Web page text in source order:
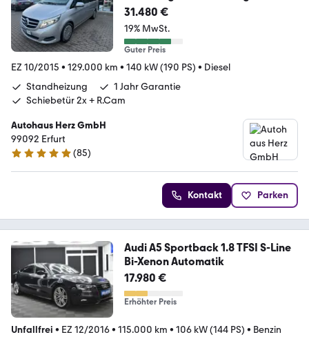
e*MwSt*R.Cam
31.480 €
19% MwSt.
Guter Preis
EZ 10/2015 • 129.000 km • 140 kW (190 PS) • Diesel
Standheizung
1 Jahr Garantie
Schiebetür 2x + R.Cam
Autohaus Herz GmbH
99092 Erfurt
4.8 Sterne
(85)
Kontakt Parken
Audi A5 Sportback 1.8 TFSI S-Line
Bi-Xenon Automatik
17.980 €
Erhöhter Preis
Unfallfrei • EZ 12/2016• 115.000 km • 106 kW (144 PS) • Benzin